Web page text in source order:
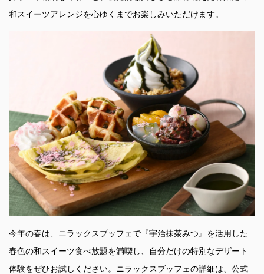
和スイーツアレンジを心ゆくまでお楽しみいただけます。
今年の春は、ニラックスブッフェで『宇治抹茶みつ』を活用した
春色の和スイーツ食べ放題を満喫し、自分だけの特別なデザート
体験をぜひお試しください。ニラックスブッフェの詳細は、公式